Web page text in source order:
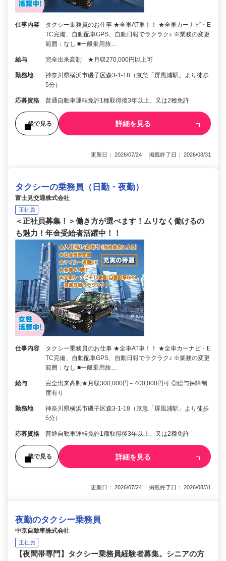
仕事内容
タクシー乗務員のお仕事 ★全車AT車！！ ★全車カーナビ・E
TC完備、自動配車GPS、自動日報でラクラク♪ ※業務の変更
範囲：なし ■一般乗用旅…
給与 完全出来高制 ★月収270,000円以上可
勤務地
神奈川県横浜市磯子区森3-1-18（京急「屏風浦駅」より徒歩
5分）
応募資格 普通自動車運転免許1種取得後3年以上、又は2種免許
後で見る 詳細を見る
更新日： 2026/07/24 掲載終了日： 2026/08/31
タクシーの乗務員（日勤・夜勤）
富士見交通株式会社
正社員
＜正社員募集！＞働き方が選べます！ムリなく働けるの
も魅力！年金受給者活躍中！！
仕事内容
タクシー乗務員のお仕事 ★全車AT車！！ ★全車カーナビ・E
TC完備、自動配車GPS、自動日報でラクラク♪ ※業務の変更
範囲：なし ■一般乗用旅…
給与
完全出来高制★月収300,000円～400,000円可 ◎給与保障制
度有り
勤務地
神奈川県横浜市磯子区森3-1-18（京急「屏風浦駅」より徒歩
5分）
応募資格 普通自動車運転免許1種取得後3年以上、又は2種免許
後で見る 詳細を見る
更新日： 2026/07/24 掲載終了日： 2026/08/31
夜勤のタクシー乗務員
中京自動車株式会社
正社員
【夜間帯専門】タクシー乗務員経験者募集。シニアの方